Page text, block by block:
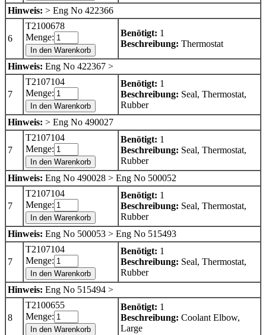
Hinweis: > Eng No 422366
6
T2100678
Menge:
In den Warenkorb
Benötigt: 1
Beschreibung: Thermostat
Hinweis: Eng No 422367 >
7
T2107104
Menge:
In den Warenkorb
Benötigt: 1
Beschreibung: Seal, Thermostat,
Rubber
Hinweis: > Eng No 490027
7
T2107104
Menge:
In den Warenkorb
Benötigt: 1
Beschreibung: Seal, Thermostat,
Rubber
Hinweis: Eng No 490028 > Eng No 500052
7
T2107104
Menge:
In den Warenkorb
Benötigt: 1
Beschreibung: Seal, Thermostat,
Rubber
Hinweis: Eng No 500053 > Eng No 515493
7
T2107104
Menge:
In den Warenkorb
Benötigt: 1
Beschreibung: Seal, Thermostat,
Rubber
Hinweis: Eng No 515494 >
8
T2100655
Menge:
In den Warenkorb
Benötigt: 1
Beschreibung: Coolant Elbow,
Large